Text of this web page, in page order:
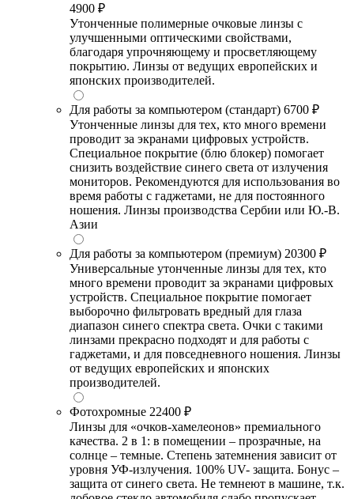
4900 ₽
Утонченные полимерные очковые линзы с
улучшенными оптическими свойствами,
благодаря упрочняющему и просветляющему
покрытию. Линзы от ведущих европейских и
японских производителей.
Для работы за компьютером (стандарт) 6700 ₽
Утонченные линзы для тех, кто много времени
проводит за экранами цифровых устройств.
Специальное покрытие (блю блокер) помогает
снизить воздействие синего света от излучения
мониторов. Рекомендуются для использования во
время работы с гаджетами, не для постоянного
ношения. Линзы производства Сербии или Ю.-В.
Азии
Для работы за компьютером (премиум) 20300 ₽
Универсальные утонченные линзы для тех, кто
много времени проводит за экранами цифровых
устройств. Специальное покрытие помогает
выборочно фильтровать вредный для глаза
диапазон синего спектра света. Очки с такими
линзами прекрасно подходят и для работы с
гаджетами, и для повседневного ношения. Линзы
от ведущих европейских и японских
производителей.
Фотохромные 22400 ₽
Линзы для «очков-хамелеонов» премиального
качества. 2 в 1: в помещении – прозрачные, на
солнце – темные. Степень затемнения зависит от
уровня УФ-излучения. 100% UV- защита. Бонус –
защита от синего света. Не темнеют в машине, т.к.